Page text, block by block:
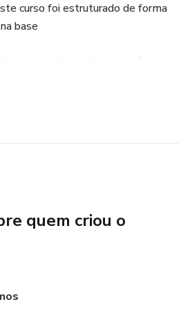
curso foi estruturado de forma
base
o que fazer no processo.
estratégia e controle
quem criou o